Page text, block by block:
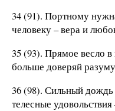
34 (91). Портному
человеку – вера и
35 (93). Прямое весло
больше доверяй
36 (98). Сильный
телесные